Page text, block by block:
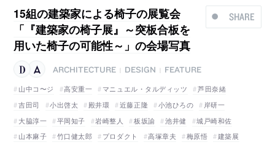
SHARE
15組の建築家による椅子の展覧会
「『建築家の椅子展』～突板合板を
用いた椅子の可能性～」の会場写真
ARCHITECTURE DESIGN
FEATURE
山中コ〜ジ
高安重一 マニュエル・タルディッツ
芦田奈緒
吉田司
小出啓太 殿井環 近藤正隆 小池ひろの
岸研一
大脇淳一
平岡知子 岩崎整人 板坂諭 池井健
城戸崎和佐
山本麻子
竹口健太郎 プロダクト 高塚章夫 梅原悟 建築展